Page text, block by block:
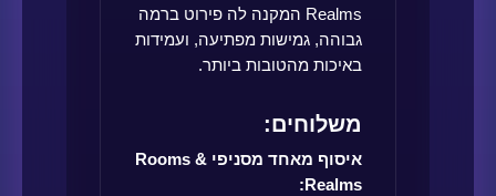
Realms המקנה לה פירוט ברמה
גבוהה, גמישות מפתיעה, ועמידות
באיכות מהטובות ביותר.
משלוחים:
איסוף מאחד מסניפי Rooms &
Realms: